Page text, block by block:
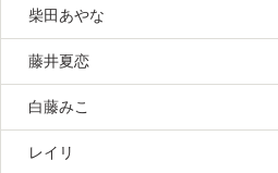
柴田あやな
藤井夏恋
白藤みこ
レイリ